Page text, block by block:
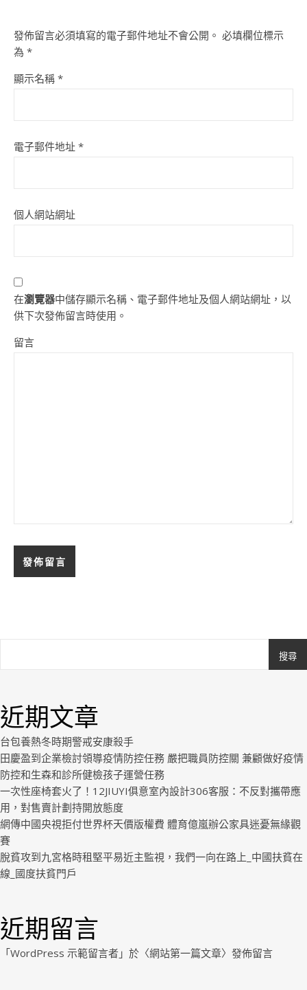
發佈留言必須填寫的電子郵件地址不會公開。 必填欄位標示
為 *
顯示名稱 *
電子郵件地址 *
個人網站網址
在瀏覽器中儲存顯示名稱、電子郵件地址及個人網站網址，以
供下次發佈留言時使用。
留言
搜尋
近期文章
台包養熱冬時期警戒安康殺手
田慶盈到企業檢討領導疫情防控任務 嚴把職員防控關 兼顧做好疫情
防控和生森和診所健檢孩子運營任務
一次性座椅套火了！12JIUYI俱意室內設計306客服：不反對攜帶應
用，對售賣計劃持開放態度
網傳中國央視拒付世界杯天價版權費 體育億嵐辦公家具迷憂無緣觀
賽
脫貧攻到九宮格時租堅平易近主監視，我們一向在路上_中國扶貧在
線_國度扶貧門戶
近期留言
「WordPress 示範留言者 」於〈網站第一篇文章〉發佈留言
Royal.